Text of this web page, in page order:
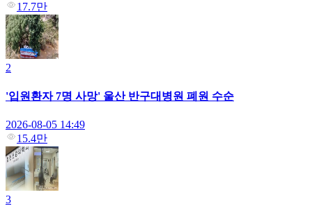
17.7만
2
'입원환자 7명 사망' 울산 반구대병원 폐원 수순
2026-08-05 14:49
15.4만
3